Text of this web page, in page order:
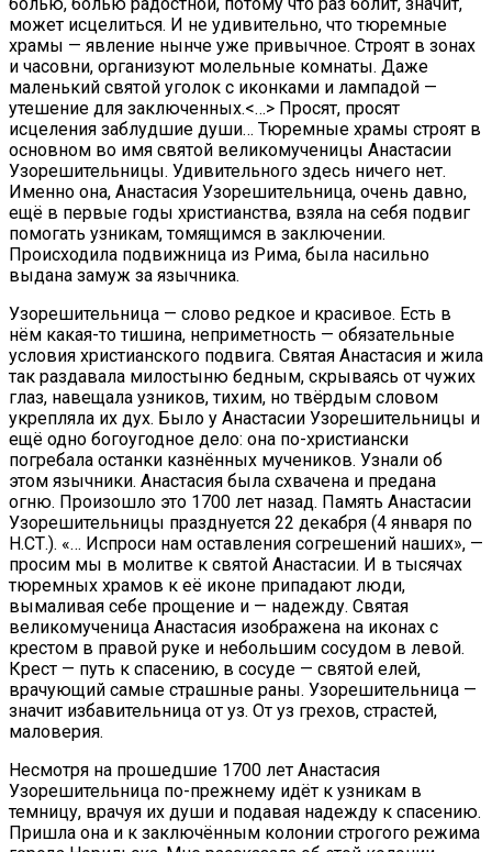
может исцелиться. И не удивительно, что тюремные
храмы — явление нынче уже привычное. Строят в зонах
и часовни, организуют молельные комнаты. Даже
маленький святой уголок с иконками и лампадой —
утешение для заключенных.<…> Просят, просят
исцеления заблудшие души… Тюремные храмы строят в
основном во имя святой великомученицы Анастасии
Узорешительницы. Удивительного здесь ничего нет.
Именно она, Анастасия Узорешительница, очень давно,
ещё в первые годы христианства, взяла на себя подвиг
помогать узникам, томящимся в заключении.
Происходила подвижница из Рима, была насильно
выдана замуж за язычника.
Узорешительница — слово редкое и красивое. Есть в
нём какая-то тишина, неприметность — обязательные
условия христианского подвига. Святая Анастасия и жила
так раздавала милостыню бедным, скрываясь от чужих
глаз, навещала узников, тихим, но твёрдым словом
укрепляла их дух. Было у Анастасии Узорешительницы и
ещё одно богоугодное дело: она по-христиански
погребала останки казнённых мучеников. Узнали об
этом язычники. Анастасия была схвачена и предана
огню. Произошло это 1700 лет назад. Память Анастасии
Узорешительницы празднуется 22 декабря (4 января по
Н.СТ.). «… Испроси нам оставления согрешений наших», —
просим мы в молитве к святой Анастасии. И в тысячах
тюремных храмов к её иконе припадают люди,
вымаливая себе прощение и — надежду. Святая
великомученица Анастасия изображена на иконах с
крестом в правой руке и небольшим сосудом в левой.
Крест — путь к спасению, в сосуде — святой елей,
врачующий самые страшные раны. Узорешительница —
значит избавительница от уз. От уз грехов, страстей,
маловерия.
Несмотря на прошедшие 1700 лет Анастасия
Узорешительница по-прежнему идёт к узникам в
темницу, врачуя их души и подавая надежду к спасению.
Пришла она и к заключённым колонии строгого режима